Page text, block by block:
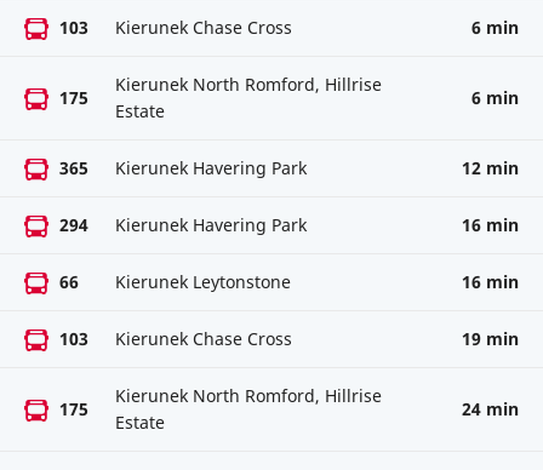
103 Kierunek Chase Cross 6 min
175
Kierunek North Romford, Hillrise
Estate
6 min
365 Kierunek Havering Park 12 min
294 Kierunek Havering Park 16 min
66 Kierunek Leytonstone 16 min
103 Kierunek Chase Cross 19 min
175
Kierunek North Romford, Hillrise
Estate
24 min